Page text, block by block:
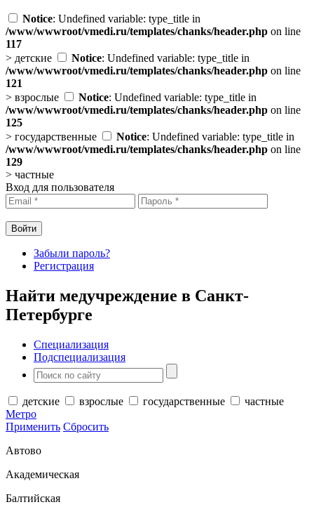
Notice: Undefined variable: type_title in
/www/wwwroot/vmedi.ru/templates/chanks/header.php on line
117
> детские Notice: Undefined variable: type_title in
/www/wwwroot/vmedi.ru/templates/chanks/header.php on line
121
> взрослые Notice: Undefined variable: type_title in
/www/wwwroot/vmedi.ru/templates/chanks/header.php on line
125
> государственные Notice: Undefined variable: type_title in
/www/wwwroot/vmedi.ru/templates/chanks/header.php on line
129
> частные
Вход для пользователя
Забыли пароль?
Регистрация
Найти медучреждение в Санкт-
Петербурге
Специализация
Подспециализация
детские взрослые государственные
частные
Метро
Применить Сбросить
Автово
Академическая
Балтийская